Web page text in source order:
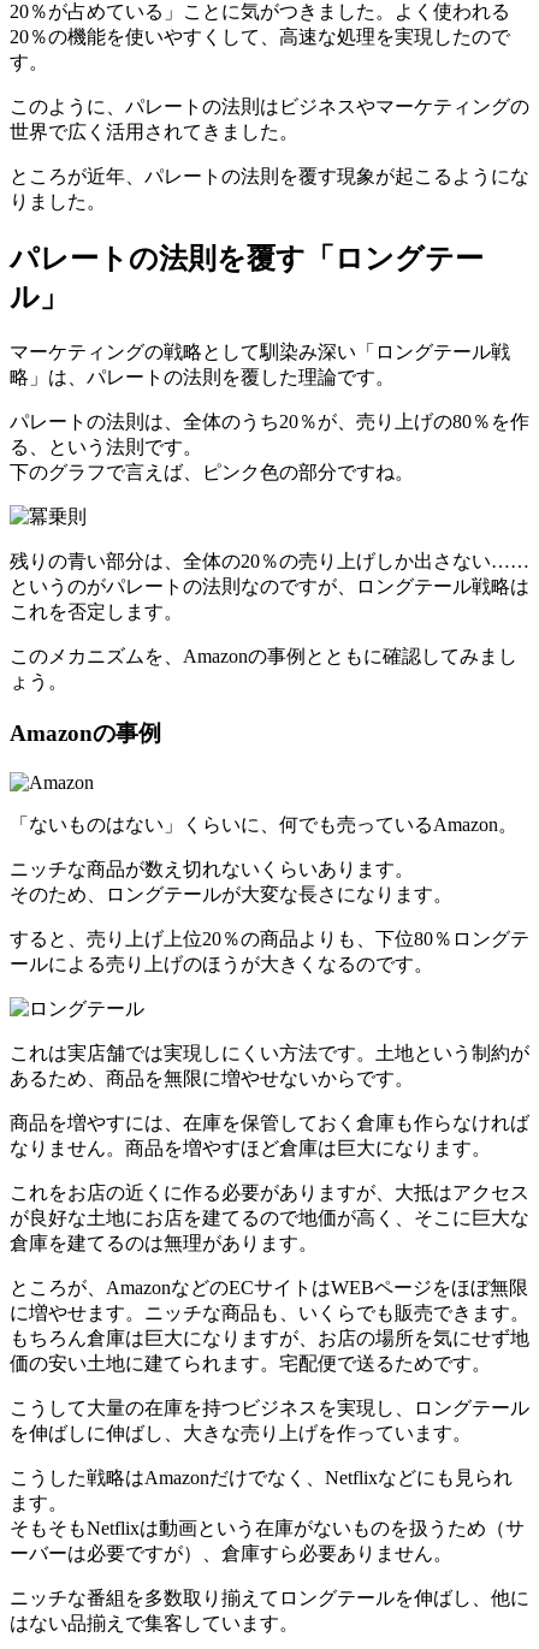
20％が占めている」ことに気がつきました。よく使われる
20％の機能を使いやすくして、高速な処理を実現したので
す。
このように、パレートの法則はビジネスやマーケティングの
世界で広く活用されてきました。
ところが近年、パレートの法則を覆す現象が起こるようにな
りました。
パレートの法則を覆す「ロングテー
ル」
マーケティングの戦略として馴染み深い「ロングテール戦
略」は、パレートの法則を覆した理論です。
パレートの法則は、全体のうち20％が、売り上げの80％を作
る、という法則です。
下のグラフで言えば、ピンク色の部分ですね。
残りの青い部分は、全体の20％の売り上げしか出さない……
というのがパレートの法則なのですが、ロングテール戦略は
これを否定します。
このメカニズムを、Amazonの事例とともに確認してみまし
ょう。
Amazonの事例
「ないものはない」くらいに、何でも売っているAmazon。
ニッチな商品が数え切れないくらいあります。
そのため、ロングテールが大変な長さになります。
すると、売り上げ上位20％の商品よりも、下位80％ロングテ
ールによる売り上げのほうが大きくなるのです。
これは実店舗では実現しにくい方法です。土地という制約が
あるため、商品を無限に増やせないからです。
商品を増やすには、在庫を保管しておく倉庫も作らなければ
なりません。商品を増やすほど倉庫は巨大になります。
これをお店の近くに作る必要がありますが、大抵はアクセス
が良好な土地にお店を建てるので地価が高く、そこに巨大な
倉庫を建てるのは無理があります。
ところが、AmazonなどのECサイトはWEBページをほぼ無限
に増やせます。ニッチな商品も、いくらでも販売できます。
もちろん倉庫は巨大になりますが、お店の場所を気にせず地
価の安い土地に建てられます。宅配便で送るためです。
こうして大量の在庫を持つビジネスを実現し、ロングテール
を伸ばしに伸ばし、大きな売り上げを作っています。
こうした戦略はAmazonだけでなく、Netflixなどにも見られ
ます。
そもそもNetflixは動画という在庫がないものを扱うため（サ
ーバーは必要ですが）、倉庫すら必要ありません。
ニッチな番組を多数取り揃えてロングテールを伸ばし、他に
はない品揃えで集客しています。